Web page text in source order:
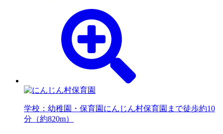
学校：幼稚園・保育園 にんじん村保育園まで徒歩約10
分（約820m）